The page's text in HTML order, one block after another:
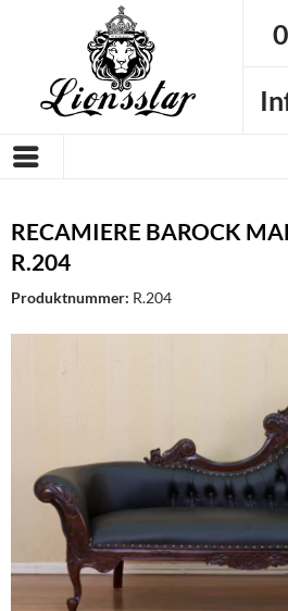
RECAMIERE BAROCK
R.204
Produktnummer: R.204